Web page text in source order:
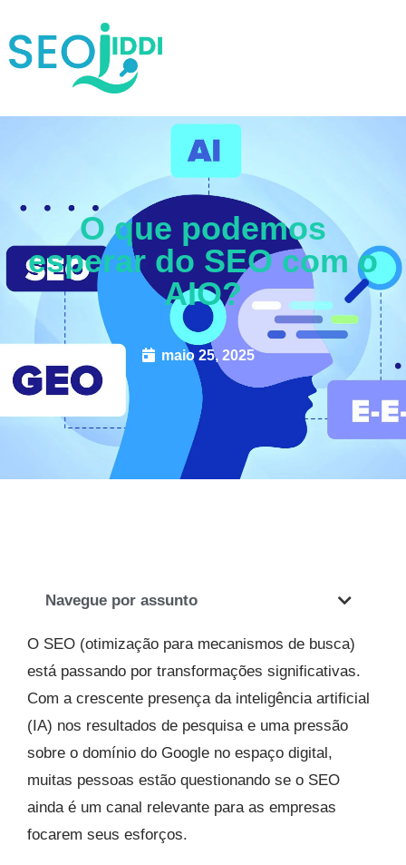
O que podemos
esperar do SEO com o
AIO?
maio 25, 2025
Navegue por assunto
O SEO (otimização para mecanismos de busca)
está passando por transformações significativas.
Com a crescente presença da inteligência artificial
(IA) nos resultados de pesquisa e uma pressão
sobre o domínio do Google no espaço digital,
muitas pessoas estão questionando se o SEO
ainda é um canal relevante para as empresas
focarem seus esforços.